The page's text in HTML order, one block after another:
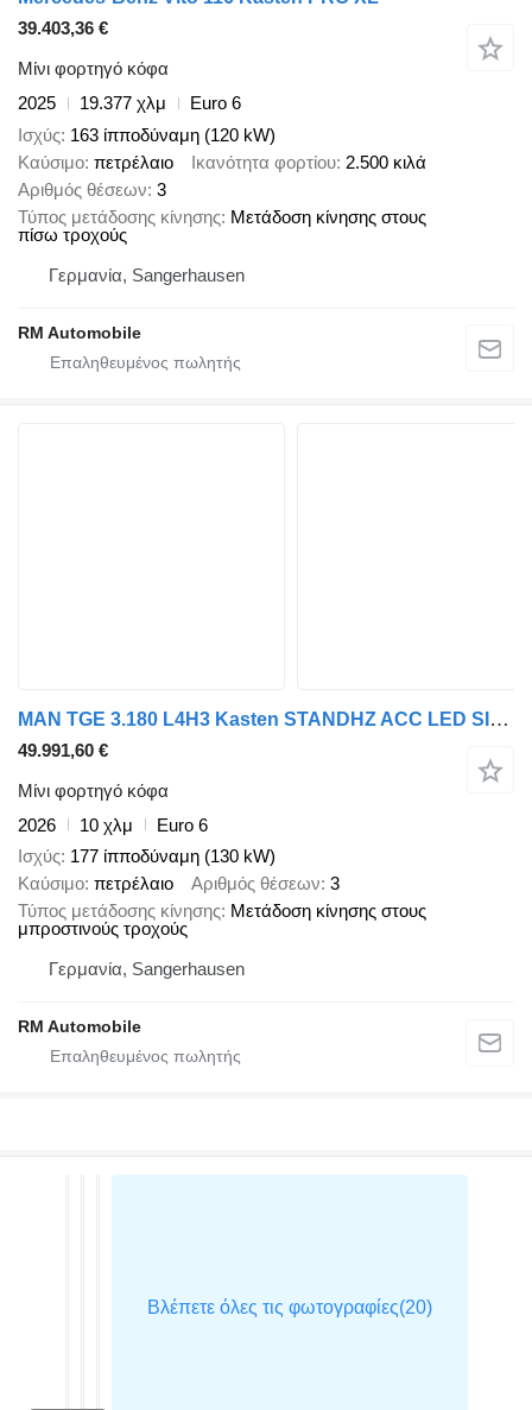
39.403,36 €
Μίνι φορτηγό κόφα
2025
19.377 χλμ
Euro 6
Ισχύς 163 ίπποδύναμη (120 kW)
Καύσιμο πετρέλαιο Ικανότητα φορτίου 2.500 κιλά
Αριθμός θέσεων 3
Τύπος μετάδοσης κίνησης Μετάδοση κίνησης στους
πίσω τροχούς
Γερμανία, Sangerhausen
RM Automobile
MAN TGE 3.180 L4H3 Kasten STANDHZ ACC LED SITZHZ
49.991,60 €
Μίνι φορτηγό κόφα
2026
10 χλμ
Euro 6
Ισχύς 177 ίπποδύναμη (130 kW)
Καύσιμο πετρέλαιο Αριθμός θέσεων 3
Τύπος μετάδοσης κίνησης Μετάδοση κίνησης στους
μπροστινούς τροχούς
Γερμανία, Sangerhausen
RM Automobile